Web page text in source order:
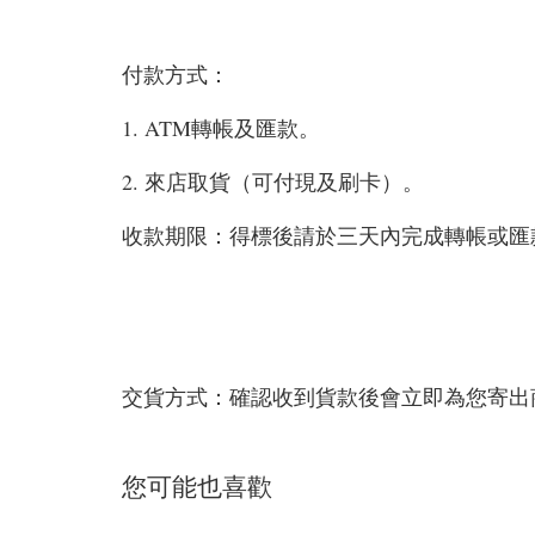
付款方式：
1. ATM轉帳及匯款。
2. 來店取貨（可付現及刷卡）。
收款期限：得標後請於三天內完成轉帳或匯
交貨方式：確認收到貨款後會立即為您寄出
您可能也喜歡